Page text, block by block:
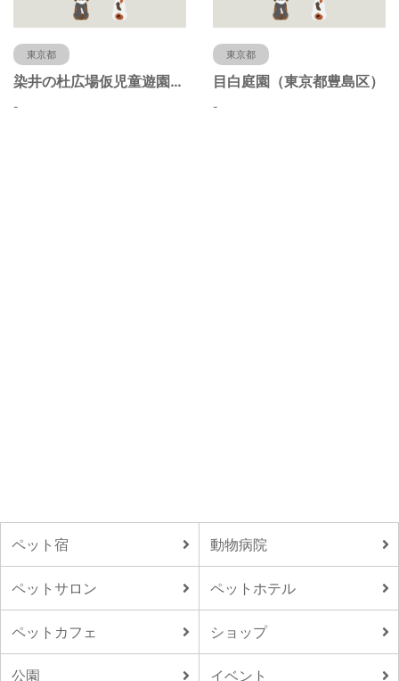
東京都
染井の杜広場仮児童遊園（東京都豊島区）
-
東京都
目白庭園（東京都豊島区）
-
ペット宿 動物病院
ペットサロン ペットホテル
ペットカフェ ショップ
公園 イベント